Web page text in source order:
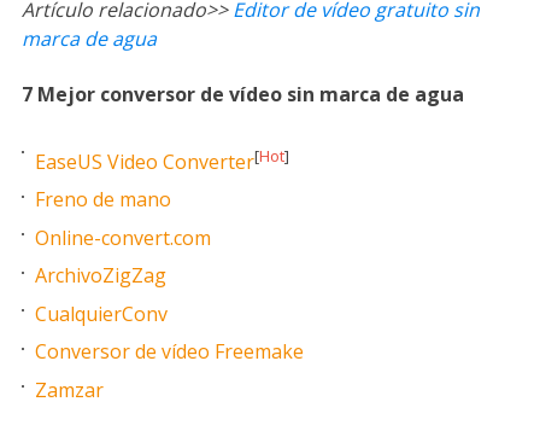
Artículo relacionado>>Editor de vídeo gratuito sin
marca de agua
7 Mejor conversor de vídeo sin marca de agua
EaseUS Video Converter[Hot]
Freno de mano
Online-convert.com
ArchivoZigZag
CualquierConv
Conversor de vídeo Freemake
Zamzar